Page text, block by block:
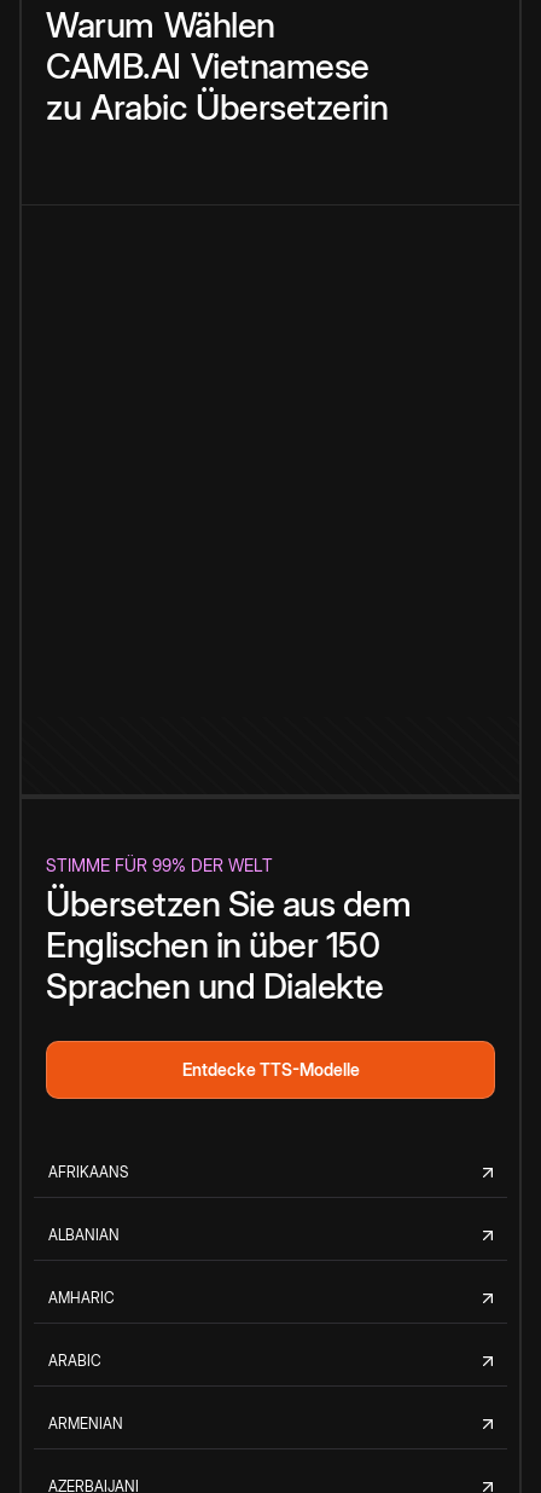
Warum Wählen
CAMB.AI Vietnamese
zu Arabic Übersetzerin
STIMME FÜR 99% DER WELT
Übersetzen Sie aus dem
Englischen in über 150
Sprachen und Dialekte
Entdecke TTS-Modelle
AFRIKAANS
ALBANIAN
AMHARIC
ARABIC
ARMENIAN
AZERBAIJANI